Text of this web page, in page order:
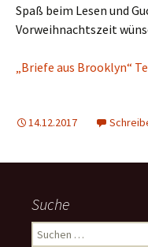
Spaß beim Lesen und
Vorweihnachtszeit
„Briefe aus Brooklyn“
14.12.2017
Suche
Suchen